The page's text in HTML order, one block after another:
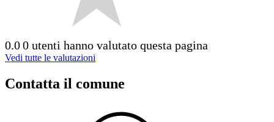
0.00 utenti hanno valutato questa pagina
Vedi tutte le valutazioni
Contatta il comune